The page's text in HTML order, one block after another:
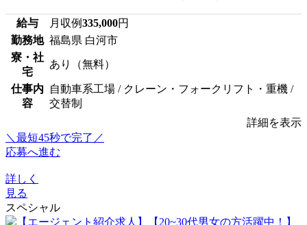
給与 月収例335,000円
勤務地 福島県 白河市
寮・社
宅
あり（無料）
仕事内
容
自動車系工場 / クレーン・フォークリフト・重機 /
交替制
詳細を表示
＼最短45秒で完了／
応募へ進む
詳しく
見る
スペシャル